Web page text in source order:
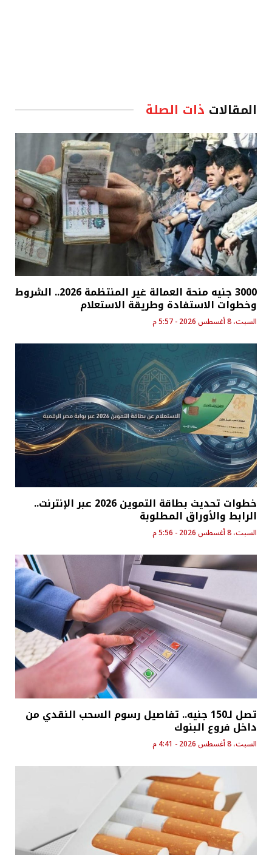
المقالات ذات الصلة
3000 جنيه منحة العمالة غير المنتظمة 2026.. الشروط
وخطوات الاستفادة وطريقة الاستعلام
السبت، 8 أغسطس 2026 - 5:57 م
خطوات تحديث بطاقة التموين 2026 عبر الإنترنت..
الرابط والأوراق المطلوبة
السبت، 8 أغسطس 2026 - 5:56 م
تصل لـ150 جنيه.. تفاصيل رسوم السحب النقدي من
داخل فروع البنوك
السبت، 8 أغسطس 2026 - 4:41 م